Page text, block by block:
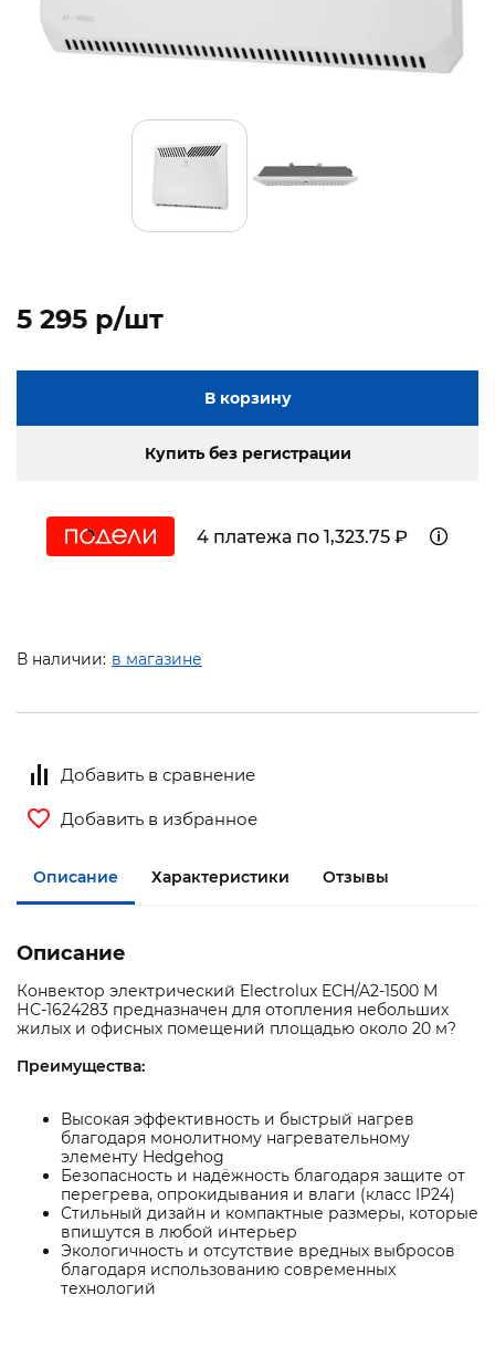
5 295 p/шт
В корзину
Купить без регистрации
4 платежа по 1,323.75 ₽
В наличии: в магазине
Добавить в сравнение
Добавить в избранное
Описание Характеристики Отзывы
Описание
Конвектор электрический Electrolux ECH/A2-1500 M
НС-1624283 предназначен для отопления небольших
жилых и офисных помещений площадью около 20 м?
Преимущества:
Высокая эффективность и быстрый нагрев
благодаря монолитному нагревательному
элементу Hedgehog
Безопасность и надёжность благодаря защите от
перегрева, опрокидывания и влаги (класс IP24)
Стильный дизайн и компактные размеры, которые
впишутся в любой интерьер
Экологичность и отсутствие вредных выбросов
благодаря использованию современных
технологий